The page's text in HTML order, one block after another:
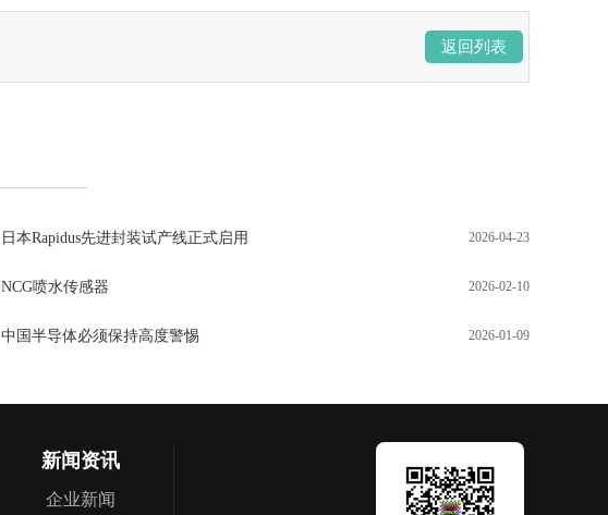
返回列表
日本Rapidus先进封装试产线正式启用 2026-04-23
NCG喷水传感器 2026-02-10
中国半导体必须保持高度警惕 2026-01-09
新闻资讯
企业新闻